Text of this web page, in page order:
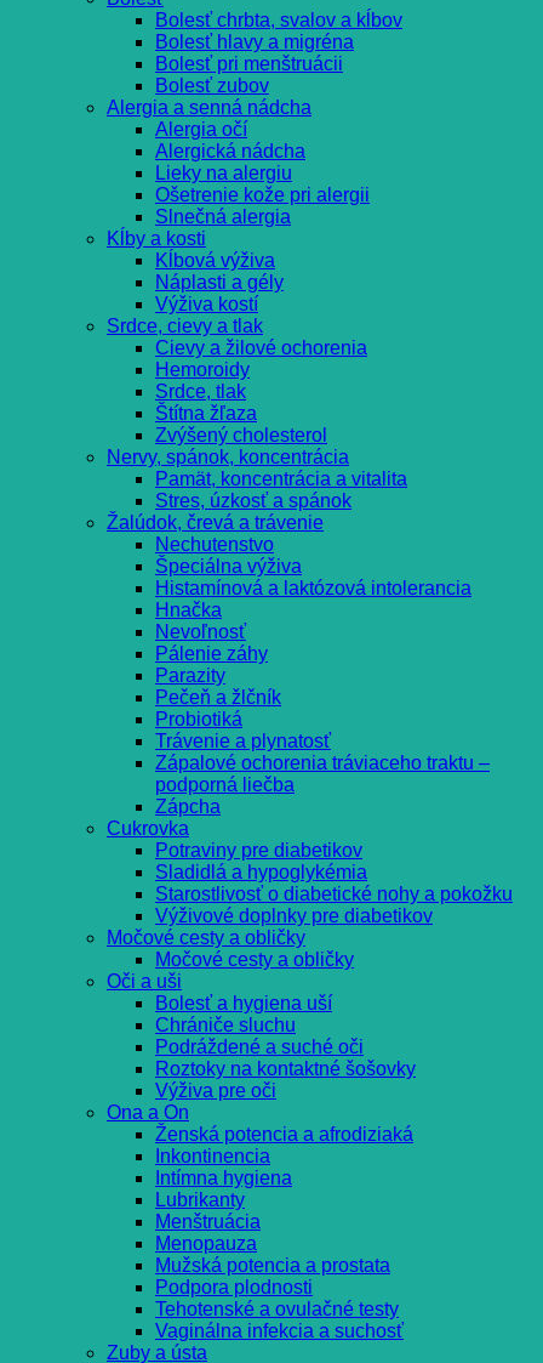
Bolesť chrbta, svalov a kĺbov
Bolesť hlavy a migréna
Bolesť pri menštruácii
Bolesť zubov
Alergia a senná nádcha
Alergia očí
Alergická nádcha
Lieky na alergiu
Ošetrenie kože pri alergii
Slnečná alergia
Kĺby a kosti
Kĺbová výživa
Náplasti a gély
Výživa kostí
Srdce, cievy a tlak
Cievy a žilové ochorenia
Hemoroidy
Srdce, tlak
Štítna žľaza
Zvýšený cholesterol
Nervy, spánok, koncentrácia
Pamät, koncentrácia a vitalita
Stres, úzkosť a spánok
Žalúdok, črevá a trávenie
Nechutenstvo
Špeciálna výživa
Histamínová a laktózová intolerancia
Hnačka
Nevoľnosť
Pálenie záhy
Parazity
Pečeň a žlčník
Probiotiká
Trávenie a plynatosť
Zápalové ochorenia tráviaceho traktu –
podporná liečba
Zápcha
Cukrovka
Potraviny pre diabetikov
Sladidlá a hypoglykémia
Starostlivosť o diabetické nohy a pokožku
Výživové doplnky pre diabetikov
Močové cesty a obličky
Močové cesty a obličky
Oči a uši
Bolesť a hygiena uší
Chrániče sluchu
Podráždené a suché oči
Roztoky na kontaktné šošovky
Výživa pre oči
Ona a On
Ženská potencia a afrodiziaká
Inkontinencia
Intímna hygiena
Lubrikanty
Menštruácia
Menopauza
Mužská potencia a prostata
Podpora plodnosti
Tehotenské a ovulačné testy
Vaginálna infekcia a suchosť
Zuby a ústa